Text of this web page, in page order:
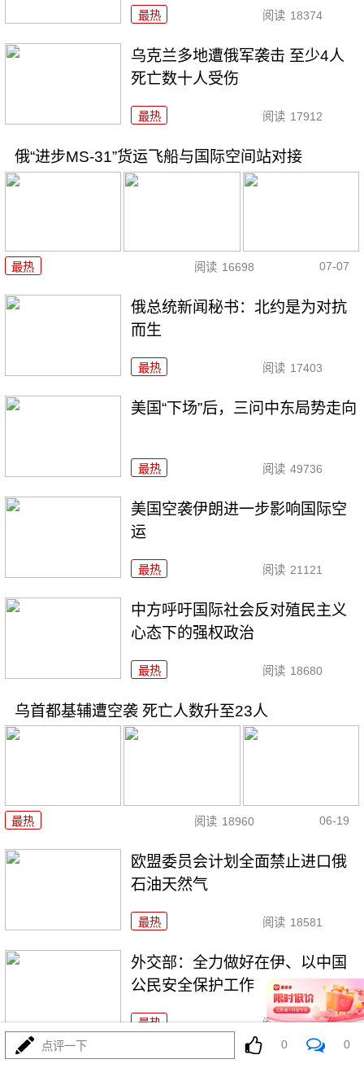
最热 阅读 18374
乌克兰多地遭俄军袭击 至少4人
死亡数十人受伤
最热 阅读 17912
俄“进步MS-31”货运飞船与国际空间站对接
最热 阅读 16698 07-07
俄总统新闻秘书：北约是为对抗
而生
最热 阅读 17403
美国“下场”后，三问中东局势走向
最热 阅读 49736
美国空袭伊朗进一步影响国际空
运
最热 阅读 21121
中方呼吁国际社会反对殖民主义
心态下的强权政治
最热 阅读 18680
乌首都基辅遭空袭 死亡人数升至23人
最热 阅读 18960 06-19
欧盟委员会计划全面禁止进口俄
石油天然气
最热 阅读 18581
外交部：全力做好在伊、以中国
公民安全保护工作
最热 阅读 19094
俄乌再次换俘
点评一下 0 0